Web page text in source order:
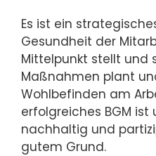
Es ist ein
Gesundheit der
Mittelpunkt stellt und
Maßnahmen plant
Wohlbefinden am
erfolgreiches BGM ist
nachhaltig und
gutem Grund.